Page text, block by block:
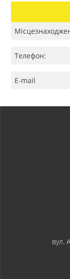
Телефон:
E-mail
вул.